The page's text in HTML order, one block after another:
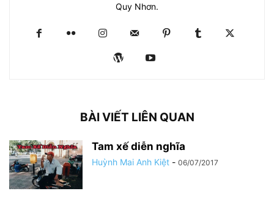
Quy Nhơn.
BÀI VIẾT LIÊN QUAN
Tam xế diễn nghĩa
Huỳnh Mai Anh Kiệt - 06/07/2017